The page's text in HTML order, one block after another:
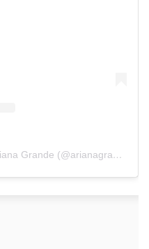
Une publication partagée par Ariana Grande (@arianagrande)